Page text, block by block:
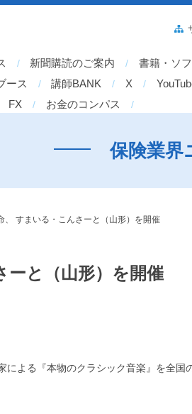
新聞購読のご案内 書籍・ソ
ース
講師BANK X
FX お金のコンパス
保険業界
、 すまいる・こんさーと（山形）を開催
ーと（山形）を開催
よる『本物のクラシック音楽』を全